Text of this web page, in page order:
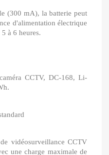
(300 mA), la batterie peut
d'alimentation électrique
à 6 heures.
CCTV, DC-168, Li-
vidéosurveillance CCTV
une charge maximale de